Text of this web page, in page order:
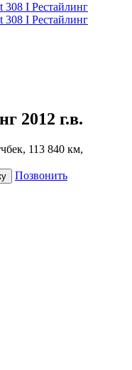
2012 г.в.
113 840 км,
Позвонить